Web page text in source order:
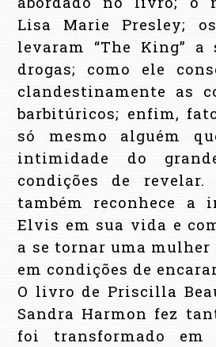
Lisa Marie Presley;
levaram “The King” a
drogas; como ele
clandestinamente as
barbitúricos; enfim,
só mesmo alguém
intimidade do
condições de
também reconhece a
Elvis em sua vida e
a se tornar uma mulher
em condições de
O livro de Priscilla
Sandra Harmon fez
foi transformado